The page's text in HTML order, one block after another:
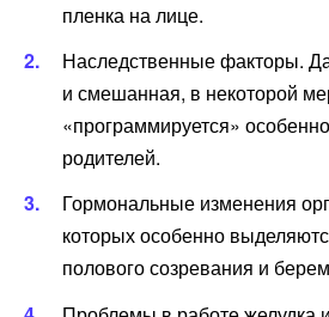
пленка на лице.
Наследственные факторы.
и смешанная, в некоторой
«программируется»
родителей.
Гормональные изменения
которых особенно
полового созревания и